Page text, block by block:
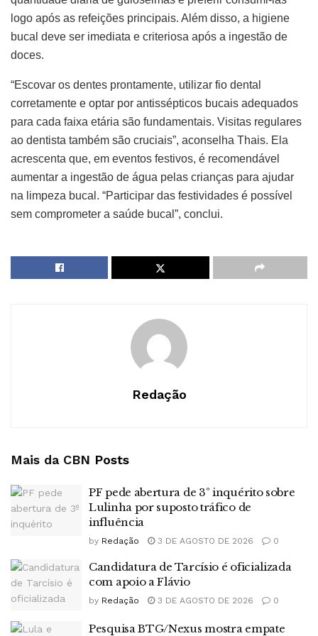
logo após as refeições principais. Além disso, a higiene
bucal deve ser imediata e criteriosa após a ingestão de
doces.
“Escovar os dentes prontamente, utilizar fio dental
corretamente e optar por antissépticos bucais adequados
para cada faixa etária são fundamentais. Visitas regulares
ao dentista também são cruciais”, aconselha Thais. Ela
acrescenta que, em eventos festivos, é recomendável
aumentar a ingestão de água pelas crianças para ajudar
na limpeza bucal. “Participar das festividades é possível
sem comprometer a saúde bucal”, conclui.
Redação
Mais da CBN Posts
PF pede abertura de 3º inquérito sobre
Lulinha por suposto tráfico de
influência
by Redação 3 DE AGOSTO DE 2026 0
Candidatura de Tarcísio é oficializada
com apoio a Flávio
by Redação 3 DE AGOSTO DE 2026 0
Pesquisa BTG/Nexus mostra empate